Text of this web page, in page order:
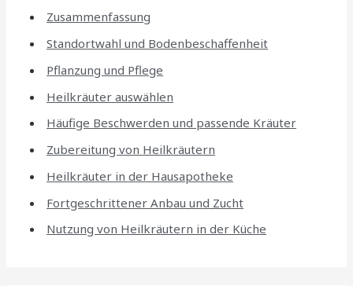
Zusammenfassung
Standortwahl und Bodenbeschaffenheit
Pflanzung und Pflege
Heilkräuter auswählen
Häufige Beschwerden und passende Kräuter
Zubereitung von Heilkräutern
Heilkräuter in der Hausapotheke
Fortgeschrittener Anbau und Zucht
Nutzung von Heilkräutern in der Küche